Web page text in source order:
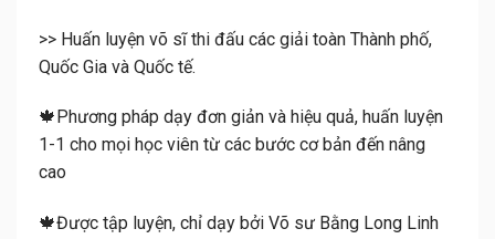
>> Huấn luyện võ sĩ thi đấu các giải toàn Thành phố,
Quốc Gia và Quốc tế.
🍁Phương pháp dạy đơn giản và hiệu quả, huấn luyện
1-1 cho mọi học viên từ các bước cơ bản đến nâng
cao
🍁Được tập luyện, chỉ dạy bởi Võ sư Bằng Long Linh